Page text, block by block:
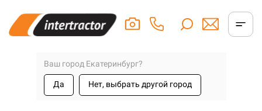
Ваш город Екатеринбург?
Да Нет, выбрать другой город